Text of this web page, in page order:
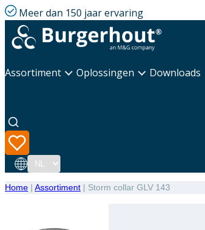
Meer dan 150 jaar ervaring
Assortiment Oplossingen Downloads
Taal
Home | Assortiment | Storm collar GLV 143